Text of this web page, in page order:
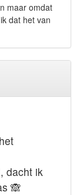
maar omdat
dat het van
dacht ik
🙈